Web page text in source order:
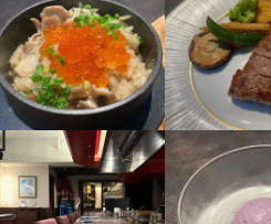
学歴不問 未経験者歓迎 新卒歓迎 第二新
フリーター歓迎
ブランクOK 駅チカ(徒歩5
仕事内容
【ホールスタッフ】
お客様のご案内、オーダー受付、
テーブルの片付けなどの